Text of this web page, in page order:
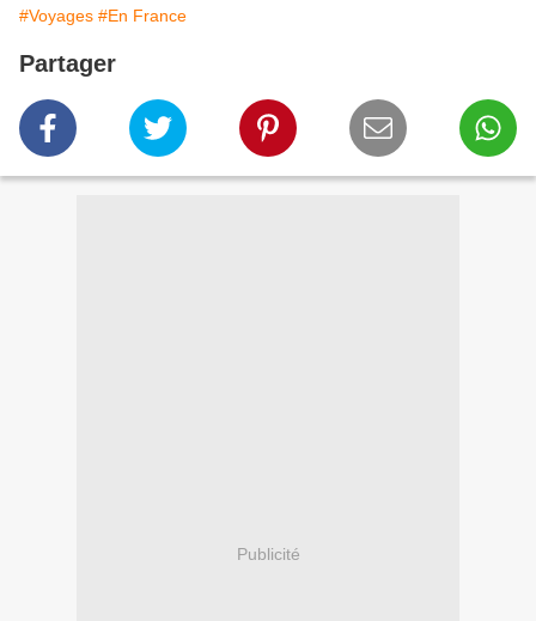
#Voyages #En France
Partager
Publicité